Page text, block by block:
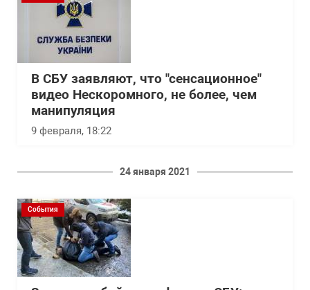
В СБУ заявляют, что "сенсационное"
видео Нескоромного, не более, чем
манипуляция
9 февраля, 18:22
24 января 2021
События